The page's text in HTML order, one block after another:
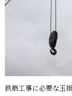
鉄筋工事に必要な玉